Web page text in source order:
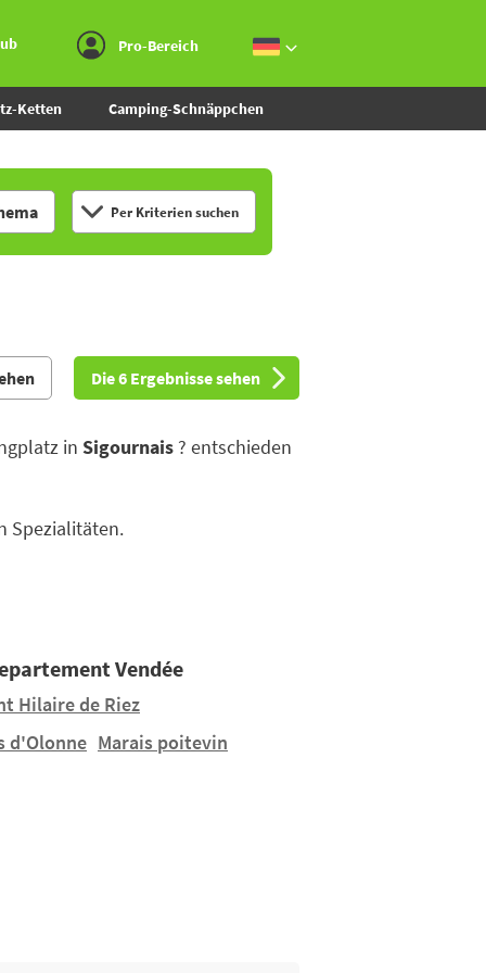
Pro-Bereich
Ketten Camping-Schnäppchen
Per Kriterien suchen
Die 6 Ergebnisse sehen
in Sigournais ? entschieden
Spezialitäten.
Vendée
Hilaire de Riez
d'Olonne Marais poitevin